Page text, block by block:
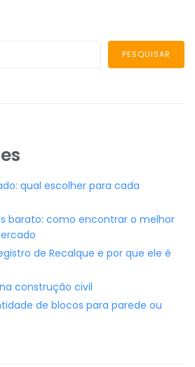
PESQUISAR
qual escolher para cada
barato: como encontrar o melhor
de Recalque e por que ele é
construção civil
de blocos para parede ou